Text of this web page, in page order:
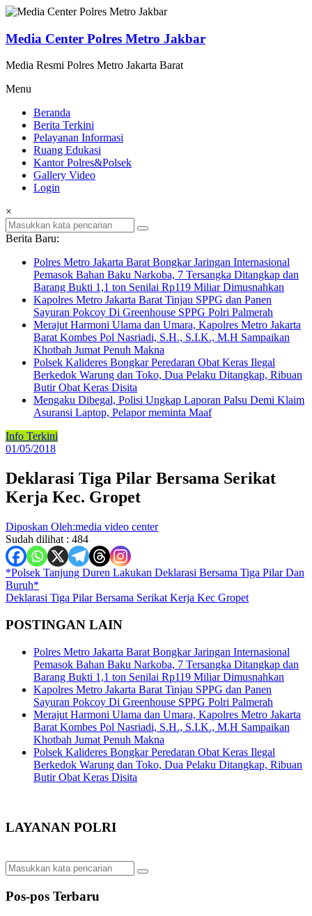
Lompat
konten
Media Center Polres Metro Jakbar
Media Resmi Polres Metro Jakarta Barat
Menu
Beranda
Berita Terkini
Pelayanan Informasi
Ruang Edukasi
Kantor Polres&Polsek
Gallery Video
Login
×
Berita Baru:
Polres Metro Jakarta Barat Bongkar Jaringan Internasional
Pemasok Bahan Baku Narkoba, 7 Tersangka Ditangkap dan
Barang Bukti 1,1 ton Senilai Rp119 Miliar Dimusnahkan
Kapolres Metro Jakarta Barat Tinjau SPPG dan Panen
Sayuran Pokcoy Di Greenhouse SPPG Polri Palmerah
Merajut Harmoni Ulama dan Umara, Kapolres Metro Jakarta
Barat Kombes Pol Nasriadi, S.H., S.I.K., M.H Sampaikan
Khotbah Jumat Penuh Makna
Polsek Kalideres Bongkar Peredaran Obat Keras Ilegal
Berkedok Warung dan Toko, Dua Pelaku Ditangkap, Ribuan
Butir Obat Keras Disita
Mengaku Dibegal, Polisi Ungkap Laporan Palsu Demi Klaim
Asuransi Laptop, Pelapor meminta Maaf
Info Terkini
01/05/2018
Deklarasi Tiga Pilar Bersama Serikat
Kerja Kec. Gropet
Diposkan Oleh:media video center
Sudah dilihat : 484
Navigasi
pos
*Polsek Tanjung Duren Lakukan Deklarasi Bersama Tiga Pilar Dan
Buruh*
Deklarasi Tiga Pilar Bersama Serikat Kerja Kec Gropet
POSTINGAN LAIN
Polres Metro Jakarta Barat Bongkar Jaringan Internasional
Pemasok Bahan Baku Narkoba, 7 Tersangka Ditangkap dan
Barang Bukti 1,1 ton Senilai Rp119 Miliar Dimusnahkan
Kapolres Metro Jakarta Barat Tinjau SPPG dan Panen
Sayuran Pokcoy Di Greenhouse SPPG Polri Palmerah
Merajut Harmoni Ulama dan Umara, Kapolres Metro Jakarta
Barat Kombes Pol Nasriadi, S.H., S.I.K., M.H Sampaikan
Khotbah Jumat Penuh Makna
Polsek Kalideres Bongkar Peredaran Obat Keras Ilegal
Berkedok Warung dan Toko, Dua Pelaku Ditangkap, Ribuan
Butir Obat Keras Disita
LAYANAN POLRI
Pos-pos Terbaru